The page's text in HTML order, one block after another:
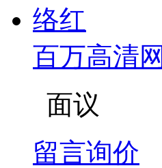
百万高清
面议
留言询价